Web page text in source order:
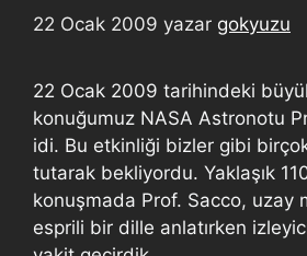
22 Ocak 2009 yazar gokyuzu
22 Ocak 2009 tarihindeki
konuğumuz NASA Astronotu
idi. Bu etkinliği bizler gibi
tutarak bekliyordu. Yaklaşık
konuşmada Prof. Sacco, uzay
esprili bir dille anlatırken